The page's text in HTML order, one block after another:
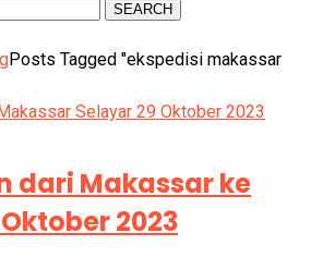
SEARCH
Posts Tagged "ekspedisi makassar
dari Makassar ke
2023